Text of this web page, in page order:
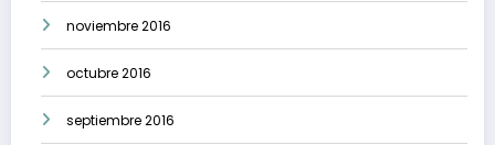
noviembre 2016
octubre 2016
septiembre 2016